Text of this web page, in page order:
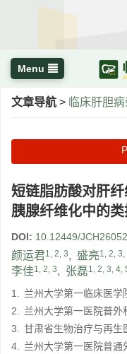
Menu
文章导航 > 临床肝胆
短链脂肪酸对肝
胰腺纤维化中的类
DOI: 10.12449/
颜运君1, 2, 3, 盛亮1, 2, 3,
李佳1, 2, 3, 张磊1, 2, 3, 4,
1. 兰州大学第一临床医
2. 兰州大学第一医院普
3. 甘肃省生物治疗与再
4. 兰州大学第一医院普通